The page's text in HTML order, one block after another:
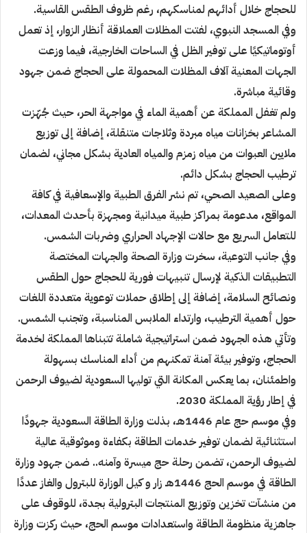
للحجاج خلال أدائهم لمناسكهم، رغم ظروف الطقس القاسية.
وفي المسجد النبوي، لفتت المظلات العملاقة أنظار الزوار، إذ تعمل
أوتوماتيكيًا على توفير الظل في الساحات الخارجية، فيما وزعت
الجهات المعنية آلاف المظلات المحمولة على الحجاج ضمن جهود
وقائية مباشرة.
ولم تغفل المملكة عن أهمية الماء في مواجهة الحر، حيث جُهّزت
المشاعر بخزانات مياه مبردة وثلاجات متنقلة، إضافة إلى توزيع
ملايين العبوات من مياه زمزم والمياه العادية بشكل مجاني، لضمان
ترطيب الحجاج بشكل دائم.
وعلى الصعيد الصحي، تم نشر الفرق الطبية والإسعافية في كافة
المواقع، مدعومة بمراكز طبية ميدانية ومجهزة بأحدثالمعدات،
للتعامل السريع مع حالات الإجهاد الحراري وضربات الشمس.
وفي جانب التوعية، سخرت وزارة الصحة والجهات المختصة
التطبيقات الذكية لإرسال تنبيهات فورية للحجاج حولالطقس
ونصائح السلامة، إضافة إلى إطلاق حملات توعوية متعددة اللغات
حول أهمية الترطيب، وارتداء الملابسالمناسبة، وتجنب الشمس.
وتأتي هذه الجهود ضمن استراتيجية شاملة تتبناها المملكة لخدمة
الحجاج، وتوفير بيئة آمنة تمكنهم من أداء المناسك بسهولة
واطمئنان، بما يعكس المكانة التي توليها السعودية لضيوف الرحمن
في إطار رؤية المملكة 2030
.
وفي موسم حج عام 1446هـ، بذلت وزارة الطاقة السعودية جهودًا
استثنائية لضمان توفير خدمات الطاقة بكفاءة وموثوقية عالية
لضيوف الرحمن، تضمن رحلة حج ميسرة وآمنه.. ضمن جهود وزارة
الطاقة في موسم الحج 1446هـ زار و كيل الوزارة للبترول والغاز عددًا
من منشآت تخزين وتوزيع المنتجات البترولية بجدة، للوقوف على
جاهزية منظومةالطاقة واستعدادات موسم الحج، حيث ركزت وزارة